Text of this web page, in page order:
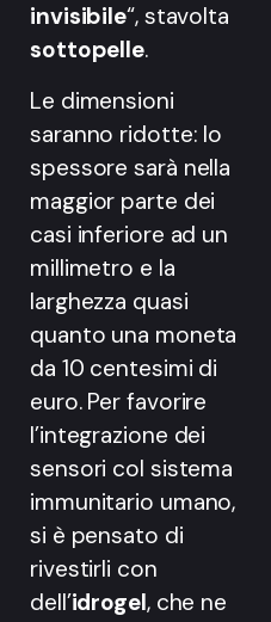
invisibile“, stavolta
sottopelle.
Le dimensioni
saranno ridotte: lo
spessore sarà nella
maggior parte dei
casi inferiore ad un
millimetro e la
larghezza quasi
quanto una moneta
da 10 centesimi di
euro. Per favorire
l’integrazione dei
sensori col sistema
immunitario umano,
si è pensato di
rivestirli con
dell’idrogel, che ne